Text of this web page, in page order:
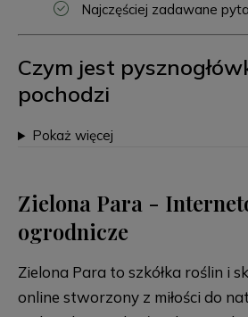
Najczęściej zadawane
Czym jest
pochodzi
Pokaż więcej
Zielona Para -
ogrodnicze
Zielona Para to szkółka roślin i
online stworzony z miłości do